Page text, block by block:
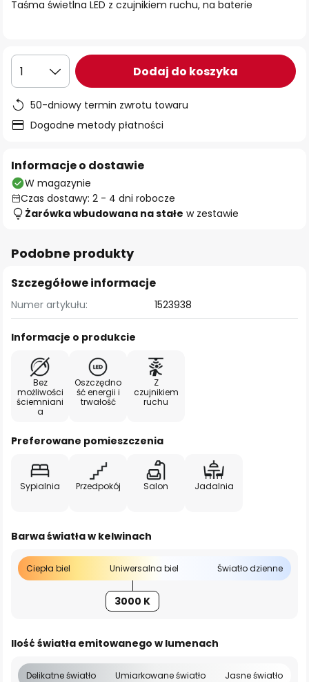
Taśma świetlna LED z czujnikiem ruchu, na baterie
1 Dodaj do koszyka
50-dniowy termin zwrotu towaru
Dogodne metody płatności
Informacje o dostawie
W magazynie
Czas dostawy: 2 - 4 dni robocze
Żarówka wbudowana na stałe w zestawie
Podobne produkty
Szczegółowe informacje
Numer artykułu: 1523938
Informacje o produkcie
Bez
możliwości
ściemniani
a
Oszczędno
ść energii i
trwałość
Z
czujnikiem
ruchu
Preferowane pomieszczenia
Sypialnia Przedpokój Salon Jadalnia
Barwa światła w kelwinach
Ciepła biel Uniwersalna biel Światło dzienne
3000 K
Ilość światła emitowanego w lumenach
Delikatne światło Umiarkowane światło Jasne światło